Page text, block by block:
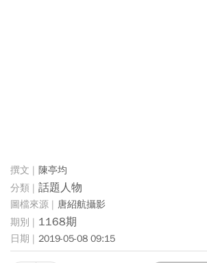
陳亭均
話題人物
唐紹航攝影
1168期
2019-05-08 09:15